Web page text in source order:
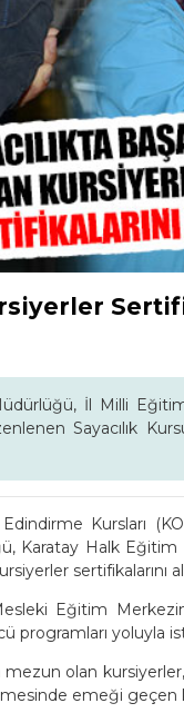
İl Milli
Sayacılık
Kursları
Halk Eğitim
sertifikalarını
Eğitim
yoluyla
mezun olan
emeği